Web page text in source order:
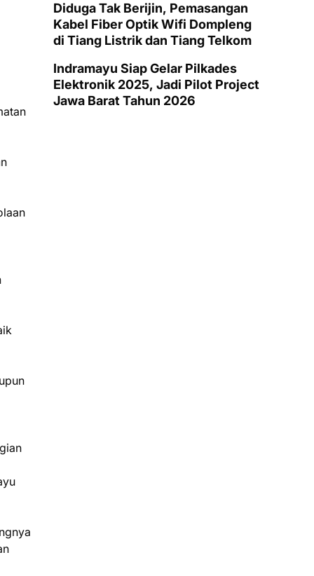
Diduga Tak Berijin, Pemasangan
Kabel Fiber Optik Wifi Dompleng
di Tiang Listrik dan Tiang Telkom
Indramayu Siap Gelar Pilkades
Elektronik 2025, Jadi Pilot Project
Jawa Barat Tahun 2026